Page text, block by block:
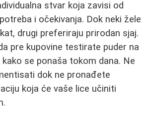
stvar koja zavisi od
i očekivanja. Dok neki žele
drugi preferiraju prirodan sjaj.
pre kupovine testirate puder na
se ponaša tokom dana. Ne
dok ne pronađete
koja će vaše lice učiniti